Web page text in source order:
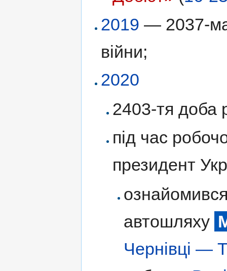
2019 — 2037-ма
війни;
2020
2403-тя доба
під час
президент
автошляху
Чернівці —